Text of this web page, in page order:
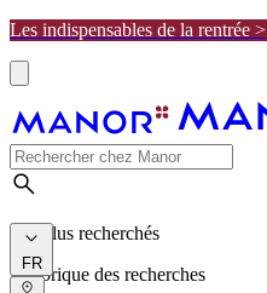
Les indispensables de la rentrée >
Les plus recherchés
Historique des recherches
FR